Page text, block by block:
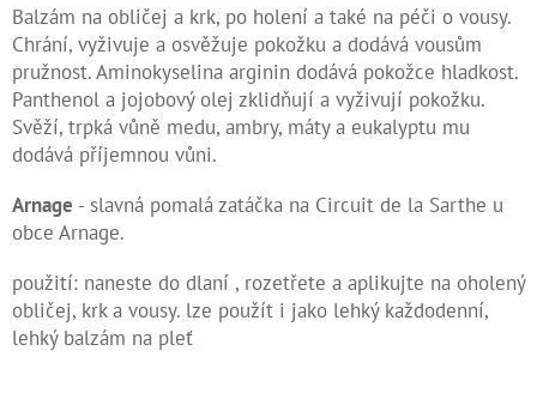
Balzám na obličej a krk, po holení a také na péči o vousy.
Chrání, vyživuje a osvěžuje pokožku a dodává vousům
pružnost. Aminokyselina arginin dodává pokožce hladkost.
Panthenol a jojobový olej zklidňují a vyživují pokožku.
Svěží, trpká vůně medu, ambry, máty a eukalyptu mu
dodává příjemnou vůni.
Arnage - slavná pomalá zatáčka na Circuit de la Sarthe u
obce Arnage.
použití: naneste do dlaní , rozetřete a aplikujte na oholený
obličej, krk a vousy. lze použít i jako lehký každodenní,
lehký balzám na pleť